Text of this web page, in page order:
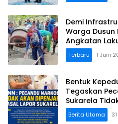
Demi
Warga Dusun
Angkatan
Jalan Rusak
Terbaru 1 Juni
Bentuk
Tegaskan
Sukarela
Berita Utama